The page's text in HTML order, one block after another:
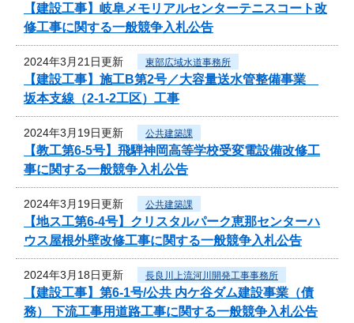
【建設工事】岐阜メモリアルセンターテニスコート改
修工事に関する一般競争入札公告
2024年3月21日更新 東部広域水道事務所
【建設工事】施工B第2号／大容量送水管整備事業
坂本支線（2-1-2工区）工事
2024年3月19日更新 公共建築課
【教工第6-5号】飛騨神岡高等学校受変電設備改修工
事に関する一般競争入札公告
2024年3月19日更新 公共建築課
【地ス工第6-4号】クリスタルパーク恵那センターハ
ウス屋根外壁改修工事に関する一般競争入札公告
2024年3月18日更新 長良川上流河川開発工事事務所
【建設工事】第6-1号/公共 内ケ谷ダム建設事業（債
務） 下流工事用道路工事に関する一般競争入札公告